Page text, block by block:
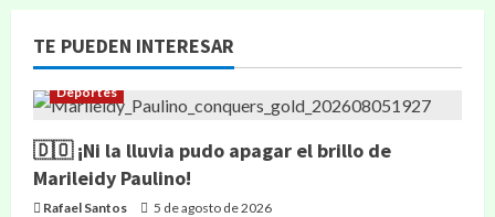
TE PUEDEN INTERESAR
Deportes
🇩🇴 ¡Ni la lluvia pudo apagar el brillo de
Marileidy Paulino!
Rafael Santos 5 de agosto de 2026